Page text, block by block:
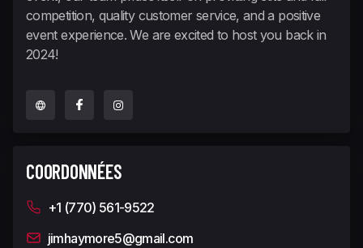
competition, quality customer service, and a positive
event experience. We are excited to host you back in
2024!
COORDONNÉES
+1 (770) 561-9522
jimhaymore5@gmail.com